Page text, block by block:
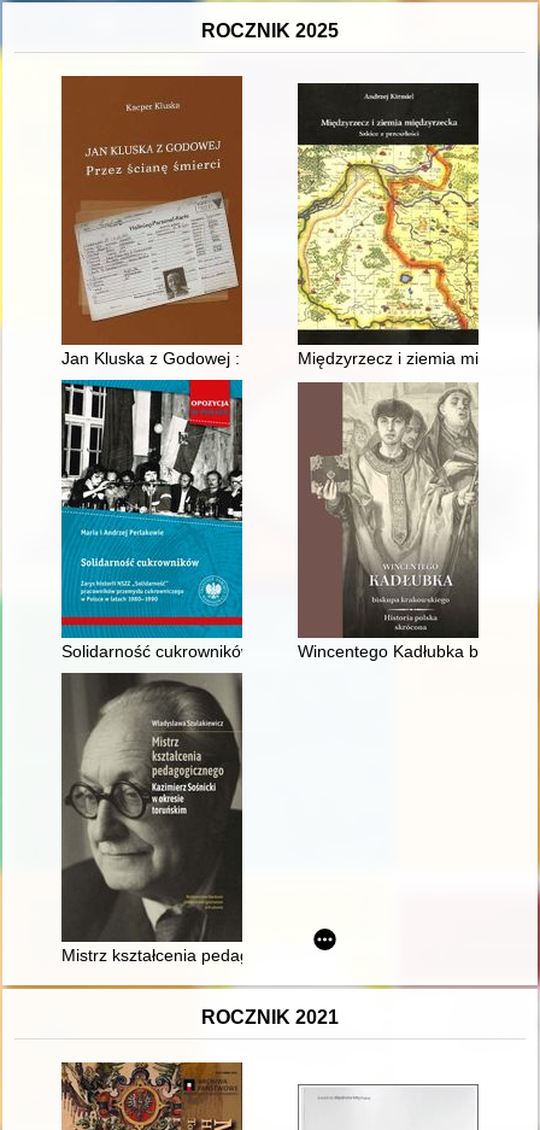
ROCZNIK 2025
Jan Kluska z Godowej : przez ścianę śmierci
Międzyrzecz i ziemia
Solidarność cukrowników : zarys historii NSZZ "Solidarność"
Wincentego Kadłubka
Mistrz kształcenia pedagogicznego : Kazimierz Sośnicki w
ROCZNIK 2021